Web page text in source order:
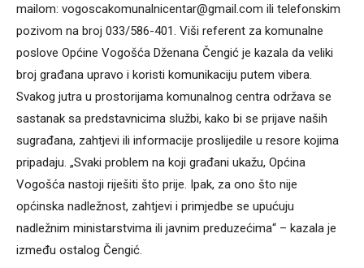
mailom: vogoscakomunalnicentar@gmail.com ili telefonskim
pozivom na broj 033/586-401. Viši referent za komunalne
poslove Općine Vogošća Dženana Čengić je kazala da veliki
broj građana upravo i koristi komunikaciju putem vibera.
Svakog jutra u prostorijama komunalnog centra održava se
sastanak sa predstavnicima službi, kako bi se prijave naših
sugrađana, zahtjevi ili informacije proslijedile u resore kojima
pripadaju. „Svaki problem na koji građani ukažu, Općina
Vogošća nastoji riješiti što prije. Ipak, za ono što nije
općinska nadležnost, zahtjevi i primjedbe se upućuju
nadležnim ministarstvima ili javnim preduzećima“ – kazala je
između ostalog Čengić.